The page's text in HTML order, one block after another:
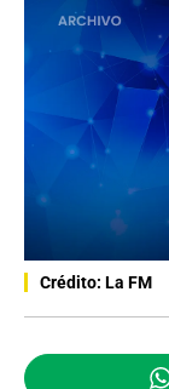
Crédito: La FM